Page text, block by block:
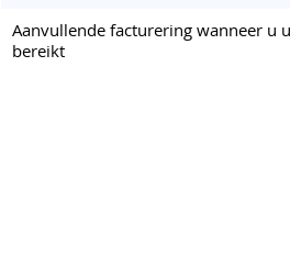
Aanvullende facturering wanneer u
bereikt